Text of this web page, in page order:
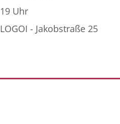
19 Uhr
LOGOI - Jakobstraße 25